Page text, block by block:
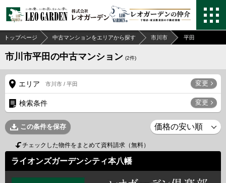
トップページ 中古マンションをエリアから探す 市川市 平田
市川市平田の中古マンション (2件)
エリア 市川市 / 平田 変更
検索条件 変更
この条件を保存
チェックした物件をまとめて資料請求（無料）
ライオンズガーデンシティ本八幡